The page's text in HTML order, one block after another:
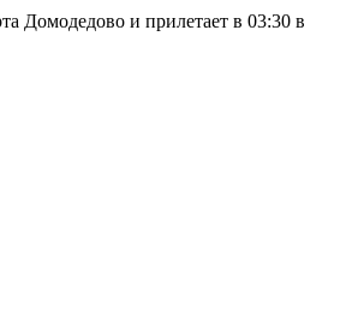
Домодедово и прилетает в 03:30 в